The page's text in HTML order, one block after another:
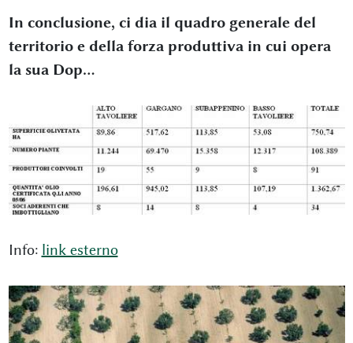
In conclusione, ci dia il quadro generale del
territorio e della forza produttiva in cui opera
la sua Dop...
Info: link esterno